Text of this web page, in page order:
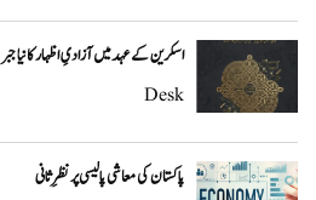
اسکرین کے عہد میں آزادیِ اظہار کا نیا جبر
Desk
پاکستان کی معاشی پالیسی پر نظرِ ثانی